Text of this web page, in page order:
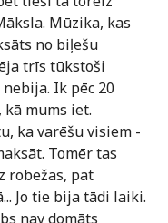
Mūzika, kas
no biļešu
trīs tūkstoši
Ik pēc 20
mums iet.
ka varēšu visiem -
Tomēr tas
robežas, pat
Jo tie bija tādi laiki.
nav domāts